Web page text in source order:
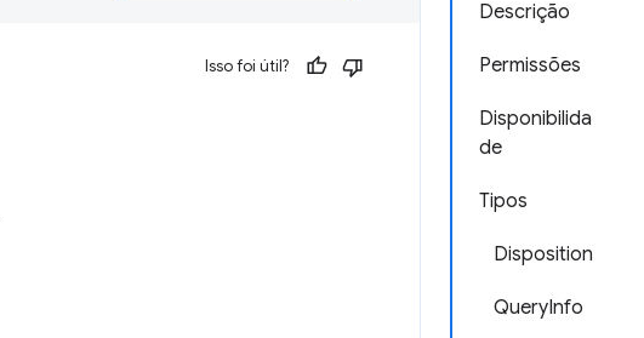
Descrição
Permissões
Disponibilida
de
Tipos
Disposition
QueryInfo
Isso foi útil?